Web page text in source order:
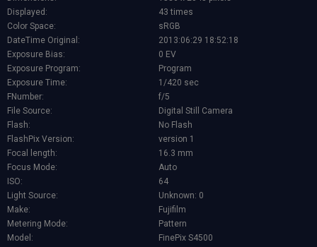
Displayed:
43 times
Color Space:
sRGB
DateTime Original:
2013:06:29 18:52:18
Exposure Bias:
0 EV
Exposure Program:
Program
Exposure Time:
1/420 sec
FNumber:
f/5
File Source:
Digital Still Camera
Flash:
No Flash
FlashPix Version:
version 1
Focal length:
16.3 mm
Focus Mode:
Auto
ISO:
64
Light Source:
Unknown: 0
Make:
Fujifilm
Metering Mode:
Pattern
Model:
FinePix S4500